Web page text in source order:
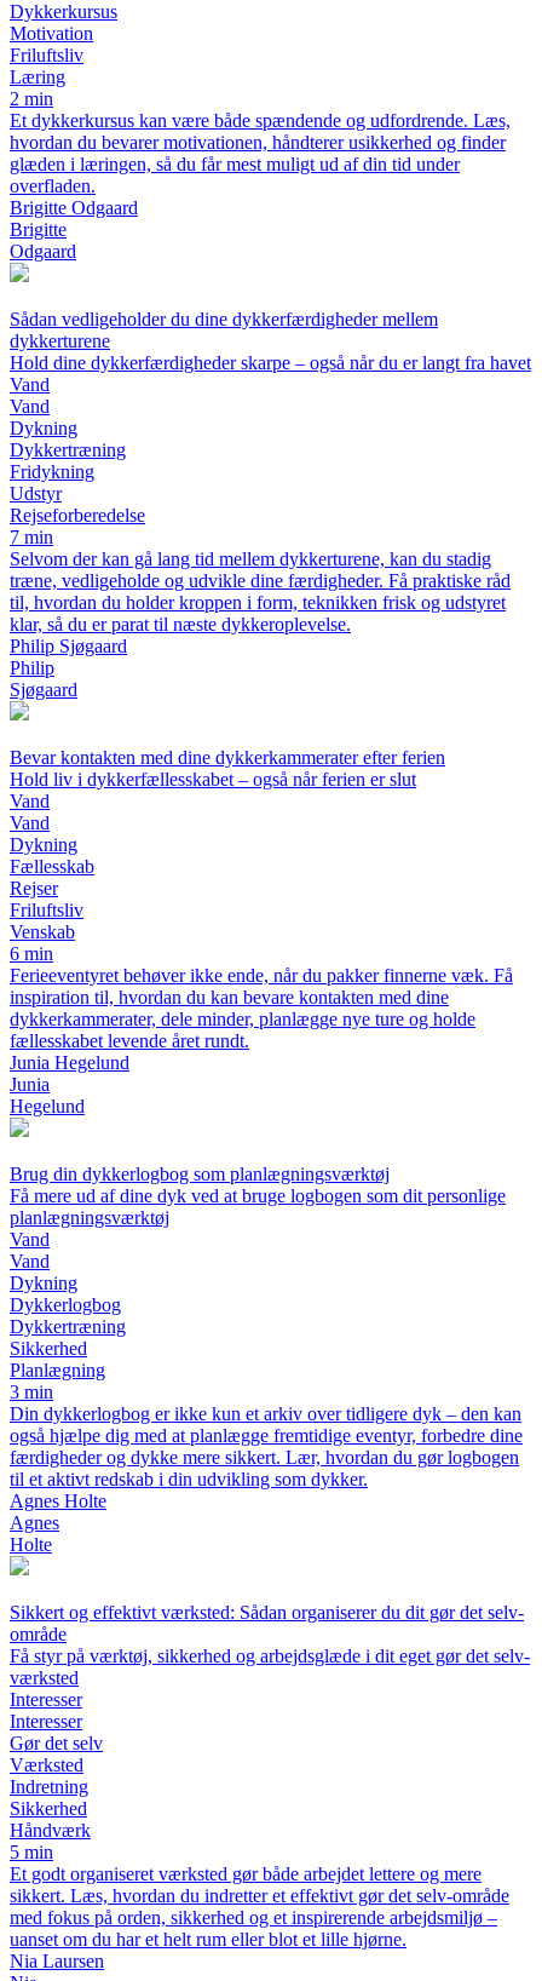
Dykkerkursus
Motivation
Friluftsliv
Læring
2 min
Et dykkerkursus kan være både spændende og udfordrende. Læs,
hvordan du bevarer motivationen, håndterer usikkerhed og finder
glæden i læringen, så du får mest muligt ud af din tid under
overfladen.
Brigitte Odgaard
Brigitte
Odgaard
Sådan vedligeholder du dine dykkerfærdigheder mellem
dykkerturene
Hold dine dykkerfærdigheder skarpe – også når du er langt fra havet
Vand
Vand
Dykning
Dykkertræning
Fridykning
Udstyr
Rejseforberedelse
7 min
Selvom der kan gå lang tid mellem dykkerturene, kan du stadig
træne, vedligeholde og udvikle dine færdigheder. Få praktiske råd
til, hvordan du holder kroppen i form, teknikken frisk og udstyret
klar, så du er parat til næste dykkeroplevelse.
Philip Sjøgaard
Philip
Sjøgaard
Bevar kontakten med dine dykkerkammerater efter ferien
Hold liv i dykkerfællesskabet – også når ferien er slut
Vand
Vand
Dykning
Fællesskab
Rejser
Friluftsliv
Venskab
6 min
Ferieeventyret behøver ikke ende, når du pakker finnerne væk. Få
inspiration til, hvordan du kan bevare kontakten med dine
dykkerkammerater, dele minder, planlægge nye ture og holde
fællesskabet levende året rundt.
Junia Hegelund
Junia
Hegelund
Brug din dykkerlogbog som planlægningsværktøj
Få mere ud af dine dyk ved at bruge logbogen som dit personlige
planlægningsværktøj
Vand
Vand
Dykning
Dykkerlogbog
Dykkertræning
Sikkerhed
Planlægning
3 min
Din dykkerlogbog er ikke kun et arkiv over tidligere dyk – den kan
også hjælpe dig med at planlægge fremtidige eventyr, forbedre dine
færdigheder og dykke mere sikkert. Lær, hvordan du gør logbogen
til et aktivt redskab i din udvikling som dykker.
Agnes Holte
Agnes
Holte
Sikkert og effektivt værksted: Sådan organiserer du dit gør det selv-
område
Få styr på værktøj, sikkerhed og arbejdsglæde i dit eget gør det selv-
værksted
Interesser
Interesser
Gør det selv
Værksted
Indretning
Sikkerhed
Håndværk
5 min
Et godt organiseret værksted gør både arbejdet lettere og mere
sikkert. Læs, hvordan du indretter et effektivt gør det selv-område
med fokus på orden, sikkerhed og et inspirerende arbejdsmiljø –
uanset om du har et helt rum eller blot et lille hjørne.
Nia Laursen